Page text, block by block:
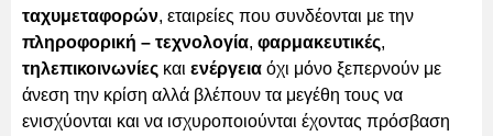
ταχυμεταφορών, εταιρείες που συνδέονται με την
πληροφορική – τεχνολογία, φαρμακευτικές,
τηλεπικοινωνίες και ενέργεια όχι μόνο ξεπερνούν με
άνεση την κρίση αλλά βλέπουν τα μεγέθη τους να
ενισχύονται και να ισχυροποιούνται έχοντας πρόσβαση